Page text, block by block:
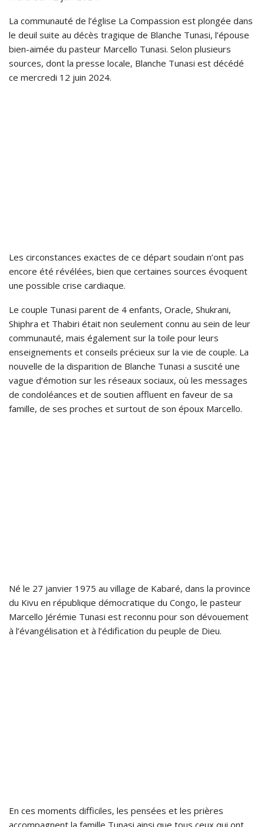
La communauté de l’église La Compassion est plongée dans
le deuil suite au décès tragique de Blanche Tunasi, l’épouse
bien-aimée du pasteur Marcello Tunasi. Selon plusieurs
sources, dont la presse locale, Blanche Tunasi est décédé
ce mercredi 12 juin 2024.
Les circonstances exactes de ce départ soudain n’ont pas
encore été révélées, bien que certaines sources évoquent
une possible crise cardiaque.
Le couple Tunasi parent de 4 enfants, Oracle, Shukrani,
Shiphra et Thabiri était non seulement connu au sein de leur
communauté, mais également sur la toile pour leurs
enseignements et conseils précieux sur la vie de couple. La
nouvelle de la disparition de Blanche Tunasi a suscité une
vague d’émotion sur les réseaux sociaux, où les messages
de condoléances et de soutien affluent en faveur de sa
famille, de ses proches et surtout de son époux Marcello.
Né le 27 janvier 1975 au village de Kabaré, dans la province
du Kivu en république démocratique du Congo, le pasteur
Marcello Jérémie Tunasi est reconnu pour son dévouement
à l’évangélisation et à l’édification du peuple de Dieu.
En ces moments difficiles, les pensées et les prières